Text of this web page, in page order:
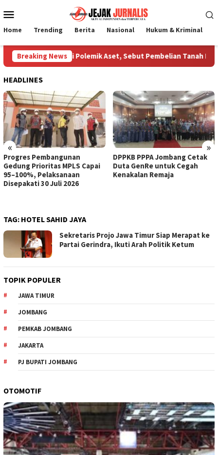
ke
Mobile
Home Trending Berita Nasional Hukum & Kriminal
Breaking News
Klarifikasi Polemik Aset, Sebut Pembelian Tanah
HEADLINES
« »
Progres Pembangunan
Gedung Prioritas MPLS Capai
95–100%, Pelaksanaan
Disepakati 30 Juli 2026
DPPKB PPPA Jombang Cetak
Duta GenRe untuk Cegah
Kenakalan Remaja
TAG: HOTEL SAHID JAYA
Sekretaris Projo Jawa Timur Siap Merapat ke
Partai Gerindra, Ikuti Arah Politik Ketum
TOPIK POPULER
JAWA TIMUR
JOMBANG
PEMKAB JOMBANG
JAKARTA
PJ BUPATI JOMBANG
OTOMOTIF